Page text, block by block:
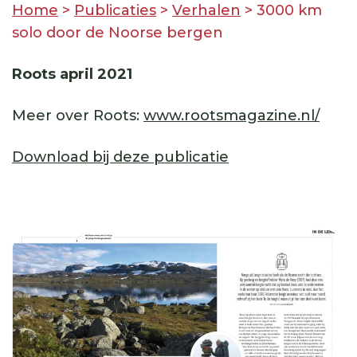
Home > Publicaties > Verhalen > 3000 km
solo door de Noorse bergen
Roots april 2021
Meer over Roots: www.rootsmagazine.nl/
Download bij deze publicatie